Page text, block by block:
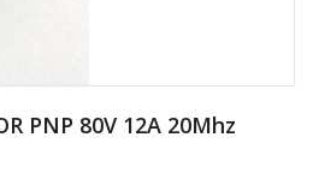
PNP 80V 12A 20Mhz